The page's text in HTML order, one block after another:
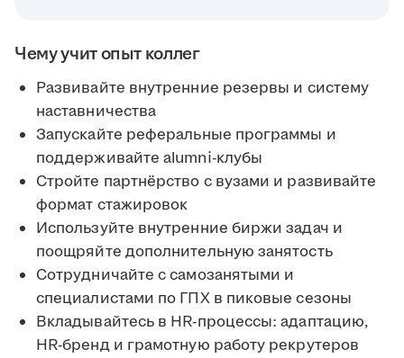
Чему учит опыт коллег
Развивайте внутренние резервы и систему
наставничества
Запускайте реферальные программы и
поддерживайте alumni-клубы
Стройте партнёрство с вузами и развивайте
формат стажировок
Используйте внутренние биржи задач и
поощряйте дополнительную занятость
Сотрудничайте с самозанятыми и
специалистами по ГПХ в пиковые сезоны
Вкладывайтесь в HR-процессы: адаптацию,
HR-бренд и грамотную работу рекрутеров